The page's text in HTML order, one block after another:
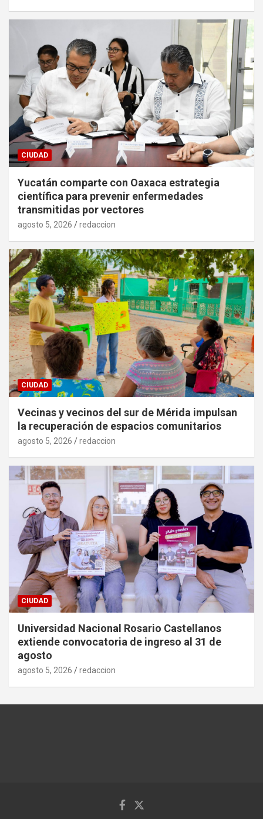
CIUDAD
Yucatán comparte con Oaxaca estrategia
científica para prevenir enfermedades
transmitidas por vectores
agosto 5, 2026 redaccion
CIUDAD
Vecinas y vecinos del sur de Mérida impulsan
la recuperación de espacios comunitarios
agosto 5, 2026 redaccion
CIUDAD
Universidad Nacional Rosario Castellanos
extiende convocatoria de ingreso al 31 de
agosto
agosto 5, 2026 redaccion